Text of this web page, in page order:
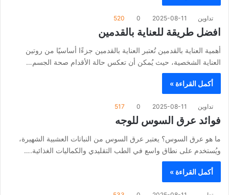
تداوين 2025-08-11
0
520
افضل طريقة للعناية بالقدمين
أهمية العناية بالقدمين تُعتبر العناية بالقدمين جزءًا أساسيًا من روتين
العناية الشخصية، حيث يُمكن أن تعكس حالة الأقدام صحة الجسم…
أكمل القراءة »
تداوين 2025-08-11
0
517
فوائد عرق السوس للوجه
ما هو عرق السوس؟ يعتبر عرق السوس من النباتات العشبية الشهيرة،
ويُستخدم على نطاق واسع في الطب التقليدي والكماليات الغذائية.…
أكمل القراءة »